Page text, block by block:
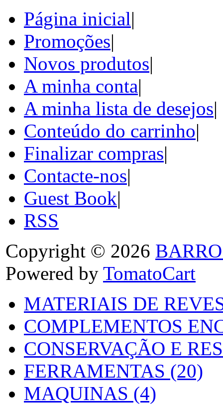
Página inicial|
Promoções|
Novos produtos|
A minha conta|
A minha lista de desejos|
Conteúdo do carrinho|
Finalizar compras|
Contacte-nos|
Guest Book|
RSS
Copyright © 2026
Powered by TomatoCart
MATERIAIS DE
COMPLEMENTOS
CONSERVAÇÃO E
FERRAMENTAS (20)
MAQUINAS (4)